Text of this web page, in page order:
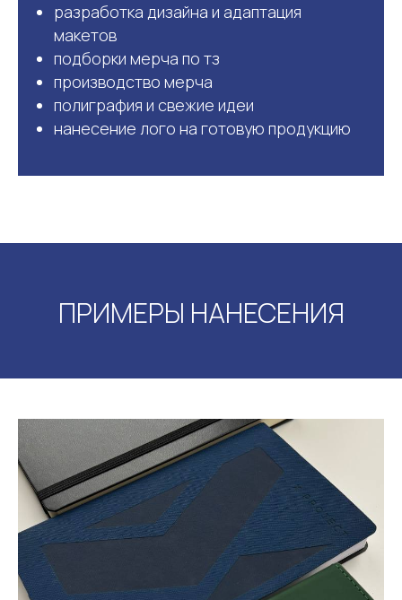
разработка дизайна и адаптация
макетов
подборки мерча по тз
производство мерча
полиграфия и свежие идеи
нанесение лого на готовую продукцию
ПРИМЕРЫ НАНЕСЕНИЯ